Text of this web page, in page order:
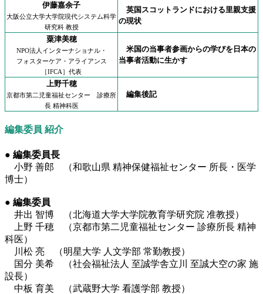
伊藤嘉余子
大阪公立大学大学院現代システム科学
研究科 教授
英国スコットランドにおける里親支援
の現状
粟津美穂
NPO法人インターナショナル・
フォスターケア・アライアンス
［IFCA］代表
米国の当事者参画からの学びを日本の
当事者活動に生かす
上野千穂
京都市第二児童福祉センター 診療所
長 精神科医
編集後記
編集委員 紹介
● 編集委員長
小野 善郎 （和歌山県 精神保健福祉センター 所長・医学
博士）
● 編集委員
井出 智博 （北海道大学大学院教育学研究院 准教授）
上野 千穂 （京都市第二児童福祉センター 診療所長 精神
科医）
川松 亮 （明星大学 人文学部 常勤教授）
国分 美希 （社会福祉法人 至誠学舎立川 至誠大空の家 施
設長）
中板 育美 （武蔵野大学 看護学部 教授）